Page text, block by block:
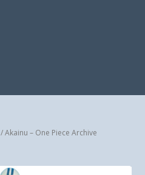
/ Akainu – One Piece Archive